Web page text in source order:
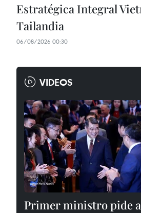
Estratégica Integral
Tailandia
06/08/2026 00:30
VIDEOS
Primer ministro pide